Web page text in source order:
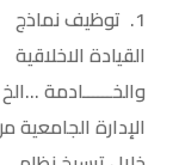
1. توظيف نماذج
القيادة الاخلاقية
والخــــــادمة
الإدارة الجامعية